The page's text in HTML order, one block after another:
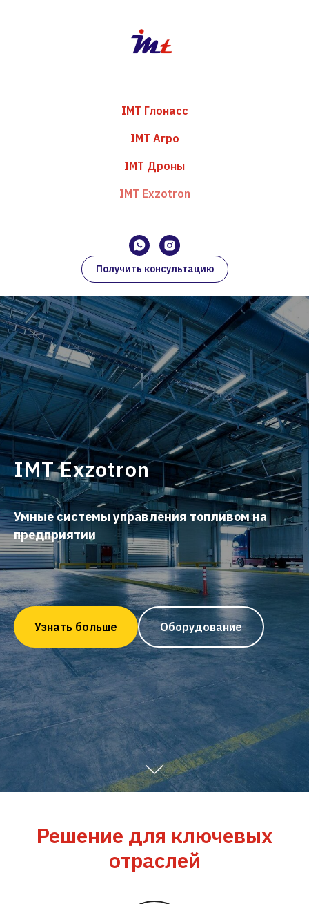
IMT Глонасс
IMT Агро
IMT Дроны
IMT Exzotron
Получить консультацию
IMT Exzotron
Умныесистемы управления топливом на
предприятии
Узнать больше Оборудование
Решение для ключевых
отраслей